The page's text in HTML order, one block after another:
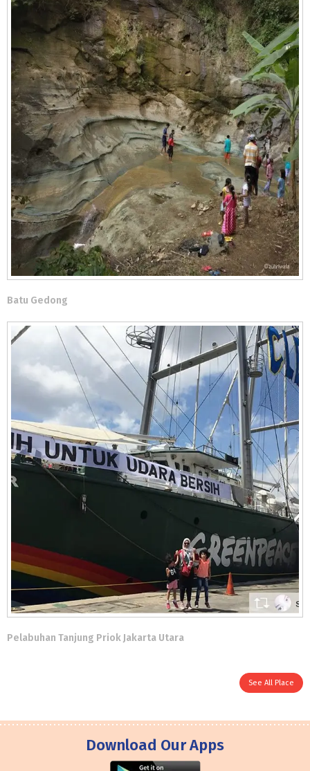
Batu Gedong
Pelabuhan Tanjung Priok Jakarta Utara
See All Place
Download Our Apps